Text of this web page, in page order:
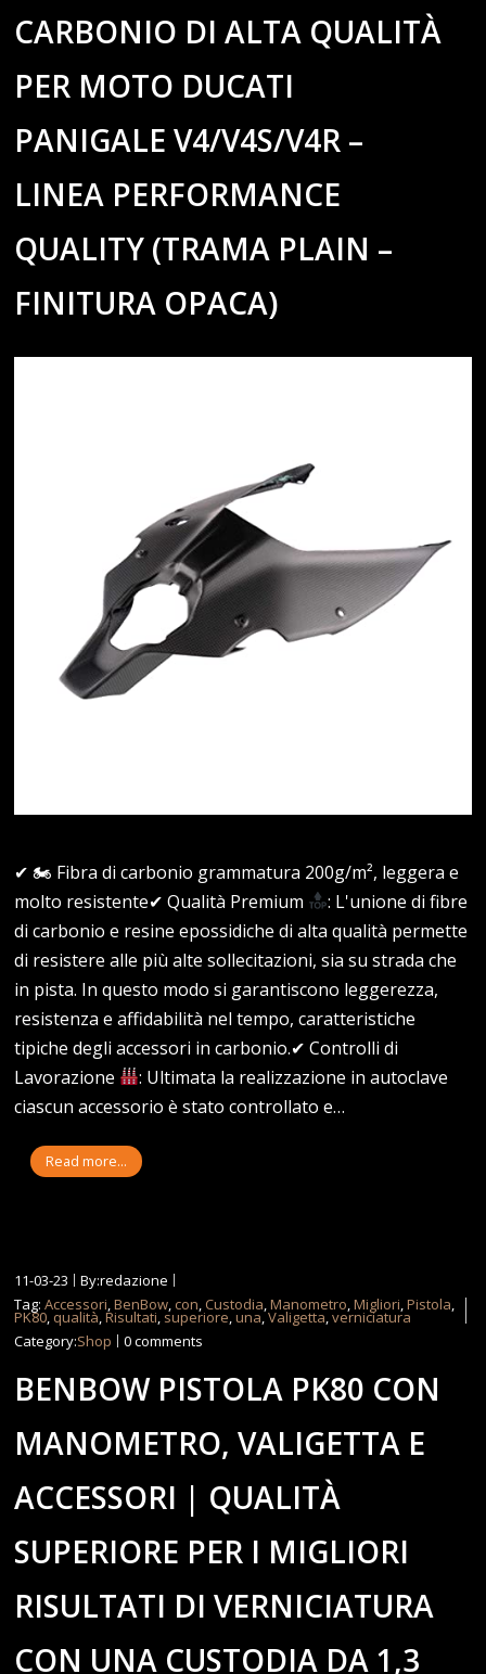
CARBONIO DI ALTA QUALITÀ
PER MOTO DUCATI
PANIGALE V4/V4S/V4R –
LINEA PERFORMANCE
QUALITY (TRAMA PLAIN –
FINITURA OPACA)
✔ 🏍 Fibra di carbonio grammatura 200g/m², leggera e
molto resistente✔ Qualità Premium
: L'unione di fibre
di carbonio e resine epossidiche di alta qualità permette
di resistere alle più alte sollecitazioni, sia su strada che
in pista. In questo modo si garantiscono leggerezza,
resistenza e affidabilità nel tempo, caratteristiche
tipiche degli accessori in carbonio.✔ Controlli di
Lavorazione
: Ultimata la realizzazione in autoclave
ciascun accessorio è stato controllato e…
Read more...
11-03-23
By:redazione
Tag:Accessori,BenBow, con, Custodia,Manometro,Migliori,Pistola,
PK80, qualità,Risultati, superiore,una,Valigetta,verniciatura
Category:Shop 0 comments
BENBOW PISTOLA PK80 CON
MANOMETRO, VALIGETTA E
ACCESSORI | QUALITÀ
SUPERIORE PER I MIGLIORI
RISULTATI DI VERNICIATURA
CON UNA CUSTODIA DA 1,3